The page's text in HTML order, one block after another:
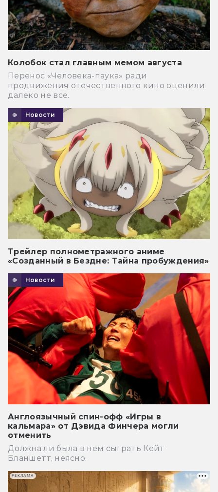
Колобок стал главным мемом августа
Перенос «Человека-паука» ради
продвижения отечественного кино оценили
далеко не все.
Новости
Трейлер полнометражного аниме
«Созданный в Бездне: Тайна пробуждения»
Новости
Англоязычный спин-офф «Игры в
кальмара» от Дэвида Финчера могли
отменить
Должна ли была в нем сыграть Кейт
Бланшетт, неясно.
РЕКЛАМА